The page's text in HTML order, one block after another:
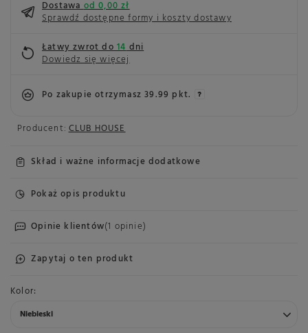
Producent: CLUB HOUSE
Skład i ważne informacje dodatkowe
Pokaż opis produktu
Opinie klientów(1 opinie)
Zapytaj o ten produkt
Kolor
Niebieski
Dostawaod 0,00 zł
Sprawdź dostępne formy i koszty dostawy
Łatwy zwrot do14dni
Dowiedz się więcej
Po zakupie otrzymasz39.99 pkt.